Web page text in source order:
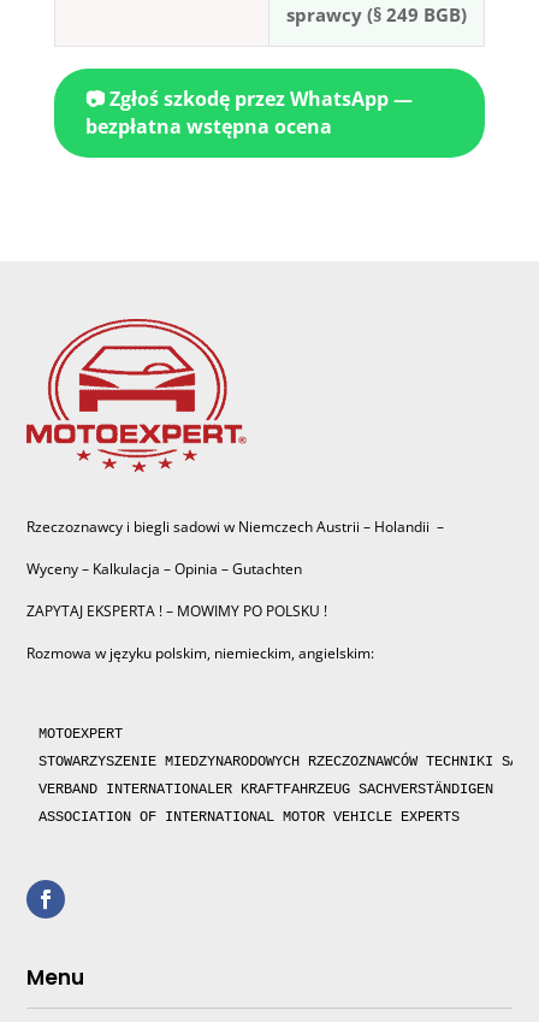
sprawcy (§ 249 BGB)
📷 Zgłoś szkodę przez WhatsApp —
bezpłatna wstępna ocena
Rzeczoznawcy i biegli sadowi w Niemczech Austrii – Holandii –
Wyceny – Kalkulacja – Opinia – Gutachten
ZAPYTAJ EKSPERTA ! – MOWIMY PO POLSKU !
Rozmowa w języku polskim, niemieckim, angielskim:
MOTOEXPERT
STOWARZYSZENIE MIEDZYNARODOWYCH RZECZOZNAWCÓW TECHNIKI
VERBAND INTERNATIONALER KRAFTFAHRZEUG SACHVERSTÄNDIGEN
ASSOCIATION OF INTERNATIONAL MOTOR VEHICLE EXPERTS
Menu